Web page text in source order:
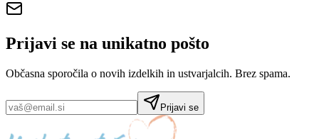
Prijavi se na unikatno pošto
Občasna sporočila o novih izdelkih in ustvarjalcih. Brez spama.
Prijavi se